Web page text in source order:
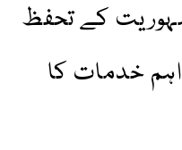
کے تحفظ
خدمات کا